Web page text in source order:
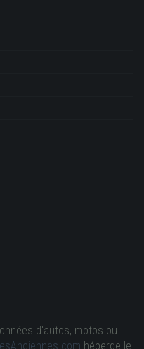
d'autos, motos ou
héberge le